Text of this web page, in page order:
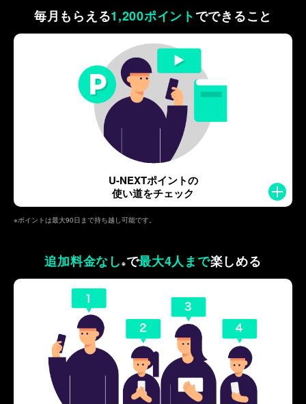
毎月もらえる1,200ポイントでできること
U-NEXTポイントの
使い道をチェック
※ポイントは最大90日まで持ち越し可能です。
追加料金なし ※で最大4人まで楽しめる